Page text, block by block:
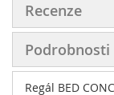
Recenze
Podrobnosti
Regál BED